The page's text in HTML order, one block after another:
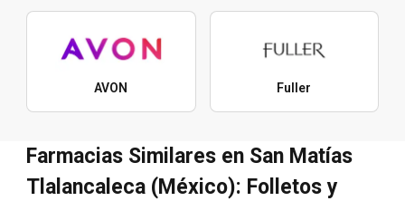
AVON Fuller
Farmacias Similares en San Matías
Tlalancaleca (México): Folletos y